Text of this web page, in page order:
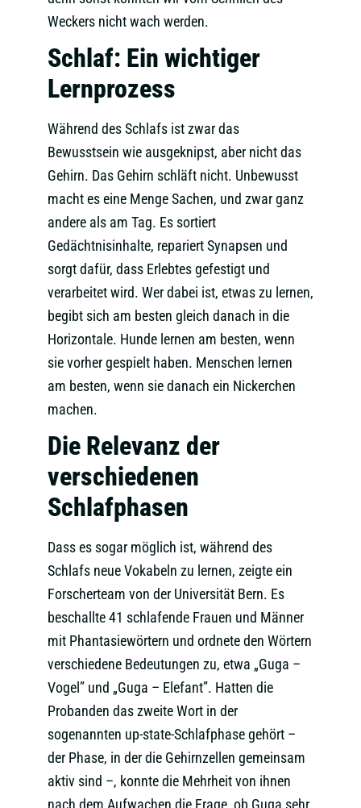
Weckers nicht wach werden.
Schlaf: Ein wichtiger
Lernprozess
Während des Schlafs ist zwar das
Bewusstsein wie ausgeknipst, aber nicht das
Gehirn. Das Gehirn schläft nicht. Unbewusst
macht es eine Menge Sachen, und zwar ganz
andere als am Tag. Es sortiert
Gedächtnisinhalte, repariert Synapsen und
sorgt dafür, dass Erlebtes gefestigt und
verarbeitet wird. Wer dabei ist, etwas zu lernen,
begibt sich am besten gleich danach in die
Horizontale. Hunde lernen am besten, wenn
sie vorher gespielt haben. Menschen lernen
am besten, wenn sie danach ein Nickerchen
machen.
Die Relevanz der
verschiedenen
Schlafphasen
Dass es sogar möglich ist, während des
Schlafs neue Vokabeln zu lernen, zeigte ein
Forscherteam von der Universität Bern. Es
beschallte 41 schlafende Frauen und Männer
mit Phantasiewörtern und ordnete den Wörtern
verschiedene Bedeutungen zu, etwa „Guga –
Vogel” und „Guga – Elefant”. Hatten die
Probanden das zweite Wort in der
sogenannten up-state-Schlafphase gehört –
der Phase, in der die Gehirnzellen gemeinsam
aktiv sind –, konnte die Mehrheit von ihnen
nach dem Aufwachen die Frage, ob Guga sehr